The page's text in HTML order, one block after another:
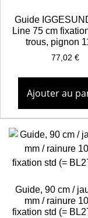
Guide
Line 75 cm
trous, pignon
77,02 €
Ajouter au
Guide, 90 cm /
mm / rainure
fixation std (=